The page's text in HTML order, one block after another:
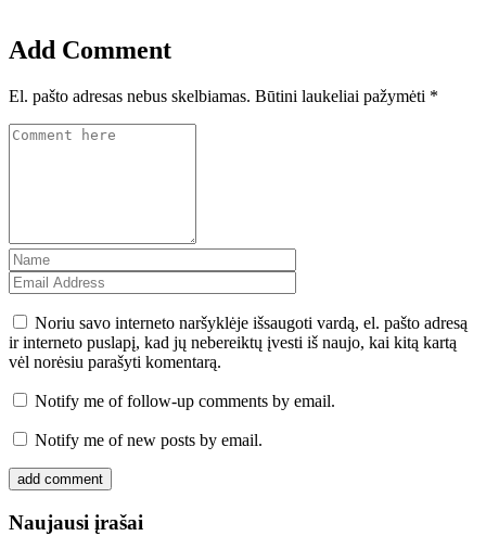
Add Comment
El. pašto adresas nebus skelbiamas. Būtini laukeliai pažymėti *
Noriu savo interneto naršyklėje išsaugoti vardą, el. pašto adresą
ir interneto puslapį, kad jų nebereiktų įvesti iš naujo, kai kitą kartą
vėl norėsiu parašyti komentarą.
Notify me of follow-up comments by email.
Notify me of new posts by email.
Naujausi įrašai